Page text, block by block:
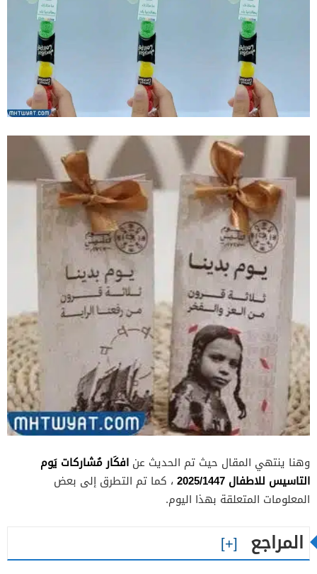
وهنا ينتهي المقال حيث تم الحديث عن افكَار مُشاركات يَوم
التاسيس للاطفال 2025/1447
، كما تم التطرق إلى بعض
المعلومات المتعلقة بهذا اليوم.
المراجع